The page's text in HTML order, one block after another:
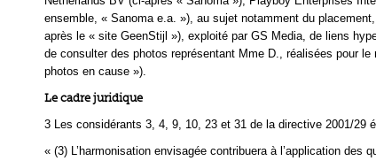
ensemble, « Sanoma e.a. »), au sujet notamment du
après le « site GeenStijl »), exploité par GS Media, de liens
de consulter des photos représentant Mme D., réalisées pour
photos en cause »).
Le cadre juridique
3 Les considérants 3, 4, 9, 10, 23 et 31 de la directive 2001/29
« (3) L’harmonisation envisagée contribuera à l’application des